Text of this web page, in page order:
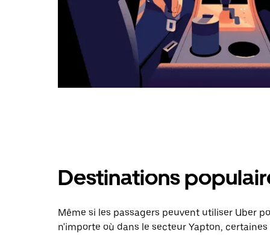
Destinations
Même si les passagers peuvent utiliser Uber
n'importe où dans le secteur Yapton,